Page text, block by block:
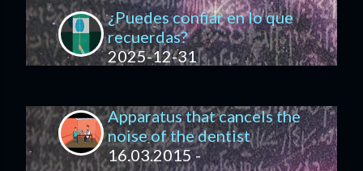
¿Puedes confiar en lo que
recuerdas?
2025-12-31
Apparatus that cancels the
noise of the dentist
16.03.2015 -